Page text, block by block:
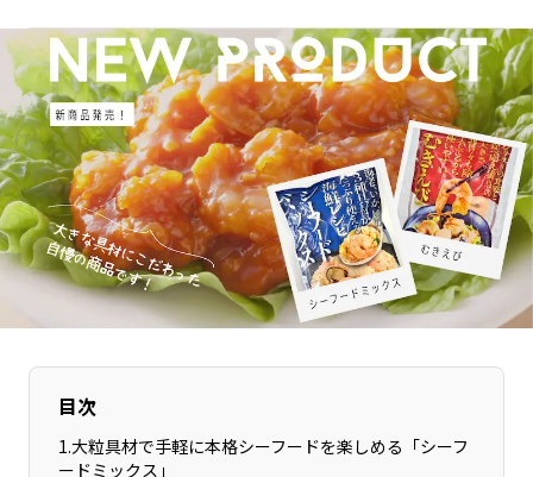
栃木エリア
群馬エリア
埼玉エリア
千葉エリア
東京23区エリア
多摩エリア
神奈川エリア
新潟エリア
富山エリア
石川エリア
福井エリア
山梨エリア
長野エリア
岐阜エリア
静岡エリア
愛知エリア
滋賀エリア
北摂エリア
奈良エリア
目次
1.大粒具材で手軽に本格シーフードを楽しめる「シーフ
ードミックス」